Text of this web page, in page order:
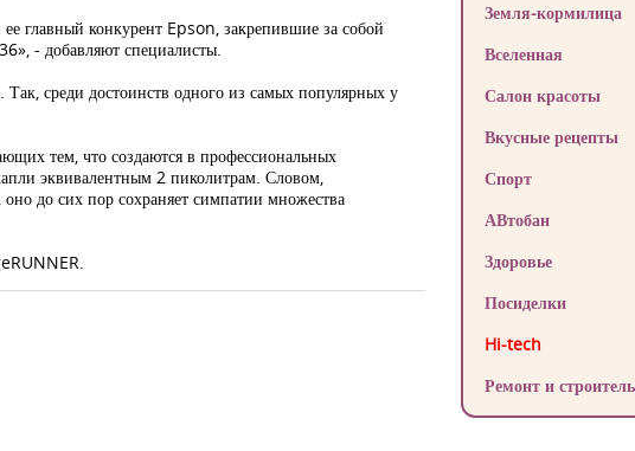
главный конкурент Epson, закрепившие за собой
- добавляют специалисты.
среди достоинств одного из самых популярных у
тем, что создаются в профессиональных
эквивалентным 2 пиколитрам. Словом,
до сих пор сохраняет симпатии множества
Земля-кормилица
Вселенная
Салон красоты
Вкусные рецепты
Спорт
АВтобан
Здоровье
Посиделки
Hi-tech
Ремонт и